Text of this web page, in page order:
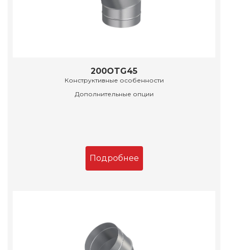
200OTG45
Конструктивные особенности
Дополнительные опции
Подробнее